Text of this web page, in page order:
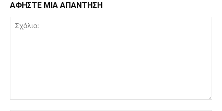
ΑΦΗΣΤΕ ΜΙΑ ΑΠΑΝΤΗΣΗ